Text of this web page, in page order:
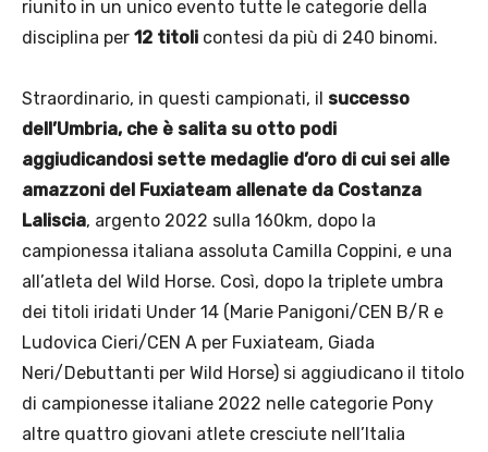
riunito in un unico evento tutte le categorie della
disciplina per 12 titoli contesi da più di 240 binomi.
Straordinario, in questi campionati, il successo
dell’Umbria, che è salita su otto podi
aggiudicandosi sette medaglie d’oro di cui sei alle
amazzoni del Fuxiateam allenate da Costanza
Laliscia, argento 2022 sulla 160km, dopo la
campionessa italiana assoluta Camilla Coppini, e una
all’atleta del Wild Horse. Così, dopo la triplete umbra
dei titoli iridati Under 14 (Marie Panigoni/CEN B/R e
Ludovica Cieri/CEN A per Fuxiateam, Giada
Neri/Debuttanti per Wild Horse) si aggiudicano il titolo
di campionesse italiane 2022 nelle categorie Pony
altre quattro giovani atlete cresciute nell’Italia